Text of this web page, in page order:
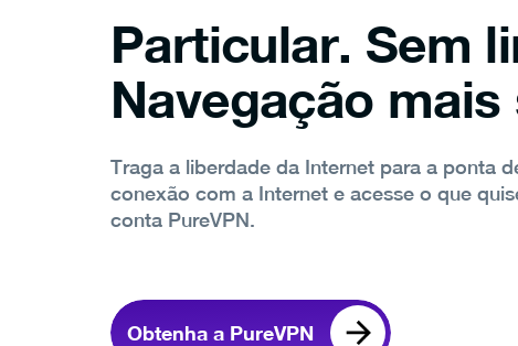
Particular. Sem
Navegação mais
Traga a liberdade da Internet para a ponta
conexão com a Internet e acesse o que
conta PureVPN.
Obtenha a PureVPN